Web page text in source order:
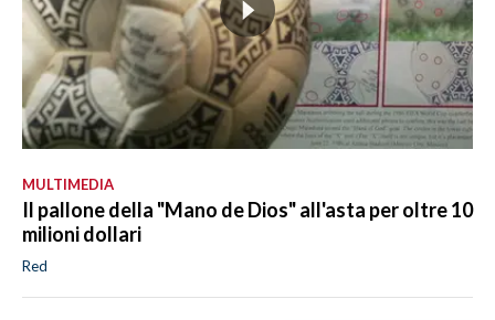
MULTIMEDIA
Il pallone della "Mano de Dios" all'asta per oltre 10
milioni dollari
Red